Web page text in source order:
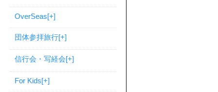
OverSeas[+]
団体参拝旅行[+]
信行会・写経会[+]
For Kids[+]